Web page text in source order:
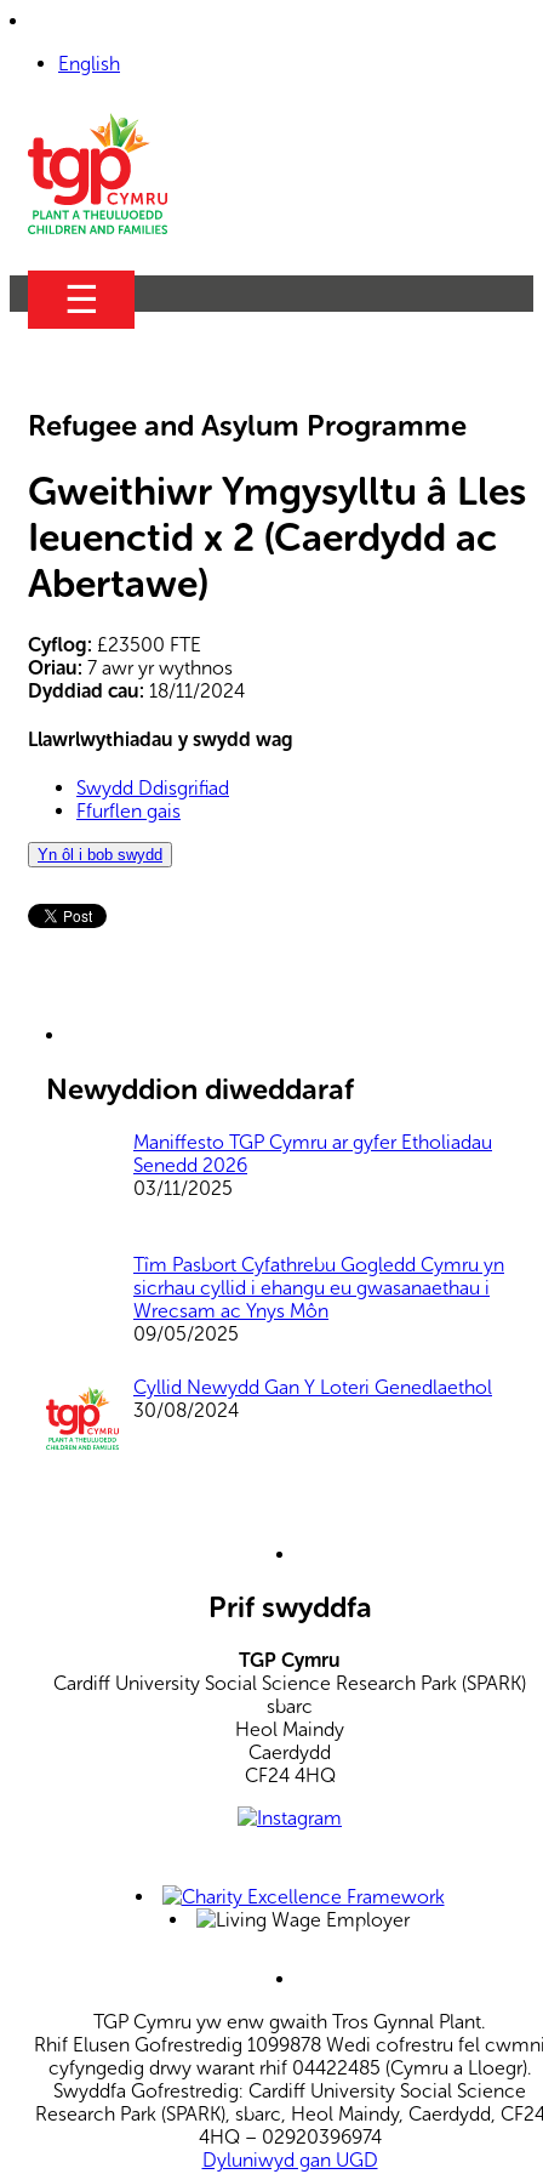
English
☰
Refugee and Asylum Programme
Gweithiwr Ymgysylltu â Lles
Ieuenctid x 2 (Caerdydd ac
Abertawe)
Cyflog: £23500 FTE
Oriau: 7 awr yr wythnos
Dyddiad cau: 18/11/2024
Llawrlwythiadau y swydd wag
Swydd Ddisgrifiad
Ffurflen gais
Yn ôl i bob swydd
Newyddion diweddaraf
Maniffesto TGP Cymru ar gyfer Etholiadau
Senedd 2026
03/11/2025
Tîm Pasbort Cyfathrebu Gogledd Cymru yn
sicrhau cyllid i ehangu eu gwasanaethau i
Wrecsam ac Ynys Môn
09/05/2025
Cyllid Newydd Gan Y Loteri Genedlaethol
30/08/2024
Prif swyddfa
TGP Cymru
Cardiff University Social Science Research Park (SPARK)
sbarc
Heol Maindy
Caerdydd
CF24 4HQ
TGP Cymru yw enw gwaith Tros Gynnal Plant.
Rhif Elusen Gofrestredig 1099878 Wedi cofrestru fel
cyfyngedig drwy warant rhif 04422485 (Cymru a Lloegr).
Swyddfa Gofrestredig: Cardiff University Social Science
Research Park (SPARK), sbarc, Heol Maindy, Caerdydd,
4HQ – 02920396974
Dyluniwyd gan UGD